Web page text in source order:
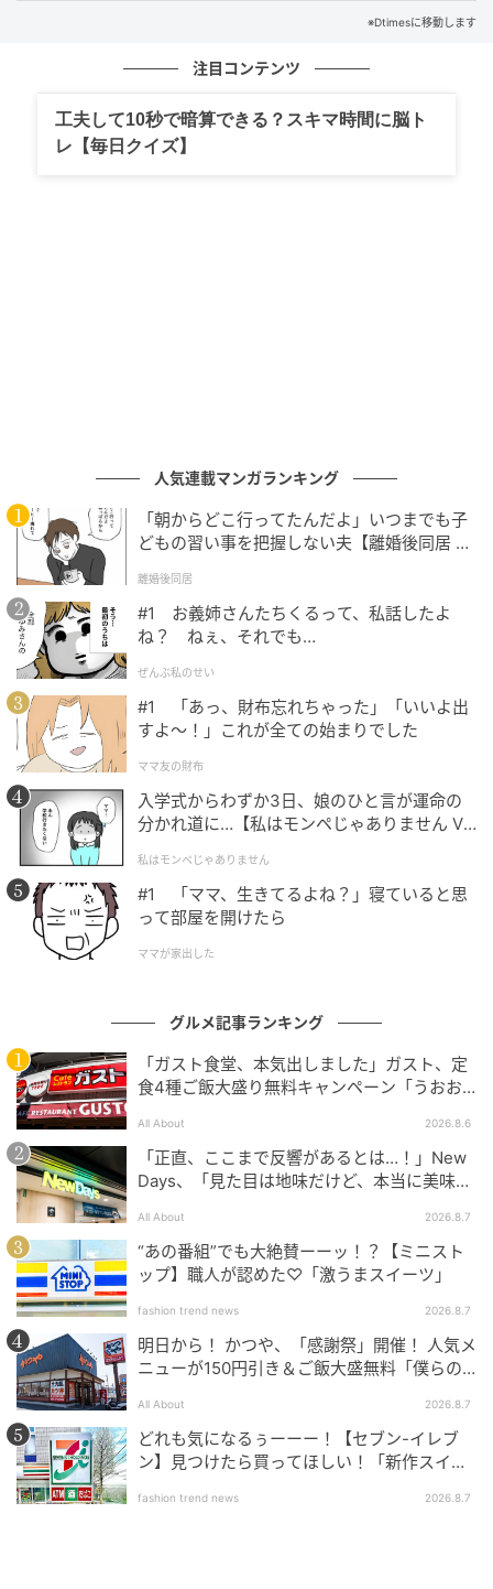
かすていらは2号・3号・4号の3サイズがあり、2本ま
とめて贈れるシンプルな構成から、プリンやバームク
べます。
烏骨鶏かすていら10個・バームクーヘン7個個包装
夏季限定「金魚焼印」かすていら
実施期間: 2026年6月15日11時〜8月17日11時頃
烏骨鶏かすていら2号2本入（金魚・金箔）（一律送
料330円）
烏骨鶏かすていら【金魚】（2号）・プリン4個入り
セット
烏骨鶏かすていら【金魚】【金箔】（2号）・プリ
ン5個入りセット（一律送料330円）
烏骨鶏かすていら【瀬戸内レモン・金魚焼印】2号2
本セット
夏季限定の金魚焼印シリーズは、金魚の焼印が入った
かすていらのギフトです。
金箔入りのラインも用意されており、金魚・金箔の2種
類の焼印が入ったかすていらも選べます。
※Dtimesに移動します
注目コンテンツ
工夫して10秒で暗算できる？スキマ時間に脳ト
レ【毎日クイズ】
人気連載マンガランキング
「朝からどこ行ってたんだよ」いつまでも子
どもの習い事を把握しない夫【離婚後同居 Vo
離婚後同居
#1 お義姉さんたちくるって、私話したよ
ね？ ねぇ、それでも…
ぜんぶ私のせい
#1 「あっ、財布忘れちゃった」「いいよ出
すよ〜！」これが全ての始まりでした
ママ友の財布
入学式からわずか3日、娘のひと言が運命の
分かれ道に…【私はモンペじゃありません Vo
私はモンペじゃありません
#1 「ママ、生きてるよね？」寝ていると思
って部屋を開けたら
ママが家出した
グルメ記事ランキング
「ガスト食堂、本気出しました」ガスト、定
食4種ご飯大盛り無料キャンペーン「うおお
All About 2026.8.6
「正直、ここまで反響があるとは…！」New
Days、「見た目は地味だけど、本当に美味し
All About 2026.8.7
“あの番組”でも大絶賛ーーッ！？【ミニスト
ップ】職人が認めた♡「激うまスイーツ」
fashion trend news 2026.8.7
明日から！ かつや、「感謝祭」開催！ 人気メ
ニューが150円引き＆ご飯大盛無料「僕らの
All About 2026.8.7
どれも気になるぅーーー！【セブン-イレブ
ン】見つけたら買ってほしい！「新作スイー
fashion trend news 2026.8.7